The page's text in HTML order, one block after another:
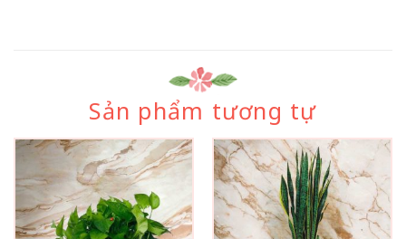
Sản phẩm tương tự